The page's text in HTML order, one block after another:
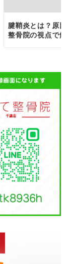
腱鞘炎とは？原
整骨院の視点で解